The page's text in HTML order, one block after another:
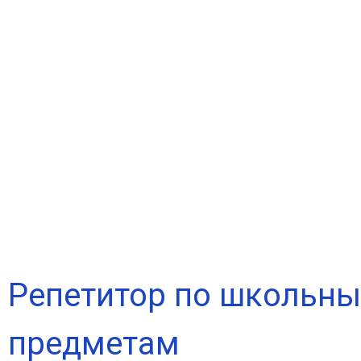
Репетитор по
предметам